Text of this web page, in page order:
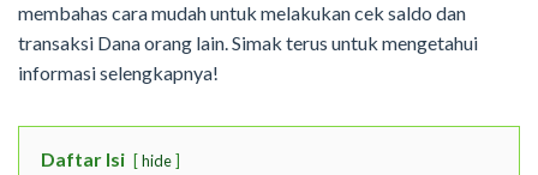
membahas cara mudah untuk melakukan cek saldo dan
transaksi Dana orang lain. Simak terus untuk mengetahui
informasi selengkapnya!
Daftar Isi hide